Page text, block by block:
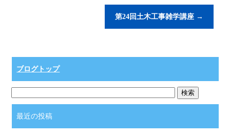
第24回土木工事雑学講座 →
ブログトップ
最近の投稿